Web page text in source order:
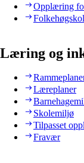
Opplæring
Læring og
Læreplaner
Skolemiljø
Tilpasset
Fravær